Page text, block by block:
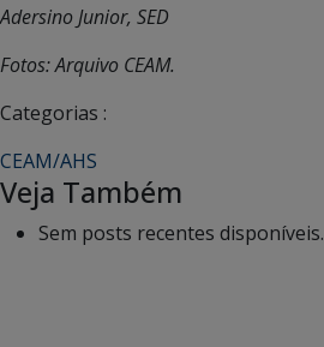
Adersino Junior, SED
Fotos: Arquivo CEAM.
Categorias :
CEAM/AHS
Veja Também
Sem posts recentes disponíveis.